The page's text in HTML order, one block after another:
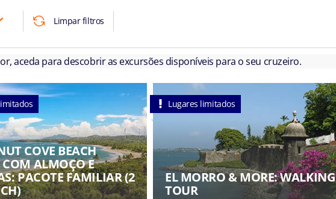
Limpar filtros
aceda para descobrir as excursões disponíveis para o seu cruzeiro.
COVE BEACH
COM ALMOÇO E
PACOTE FAMILIAR (2
Lugares limitados
EL MORRO & MORE: WALKING
TOUR